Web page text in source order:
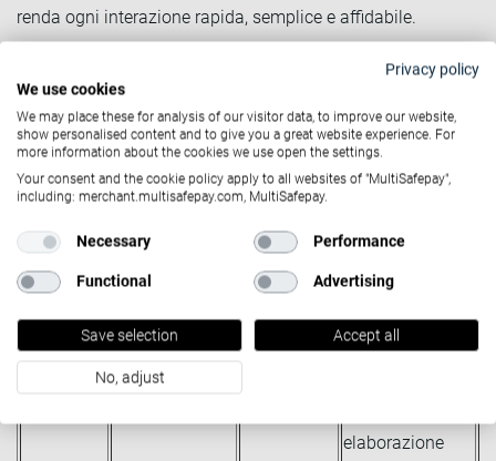
renda ogni interazione rapida, semplice e affidabile.
Un terminale per ogni tipo di
business
Ogni attività ha esigenze diverse. Ecco alcune
raccomandazioni per allineare i terminali POS al tuo
modello operativo e al percorso del cliente.
Tipo di
attività
Configurazione
consigliata
Terminale
consigliato
Caratteristiche
principali
Con connettività
4G e Wi-Fi per
elaborazione
Privacy policy
We use cookies
We may place these for analysis of our visitor data, to improve our website,
show personalised content and to give you a great website experience. For
more information about the cookies we use open the settings.
Your consent and the cookie policy apply to all websites of "MultiSafepay",
including: merchant.multisafepay.com, MultiSafepay.
Necessary Performance
Functional Advertising
Save selection Accept all
No, adjust